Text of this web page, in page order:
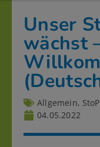
Unser
wächst
Allgemein,
04.05.2022